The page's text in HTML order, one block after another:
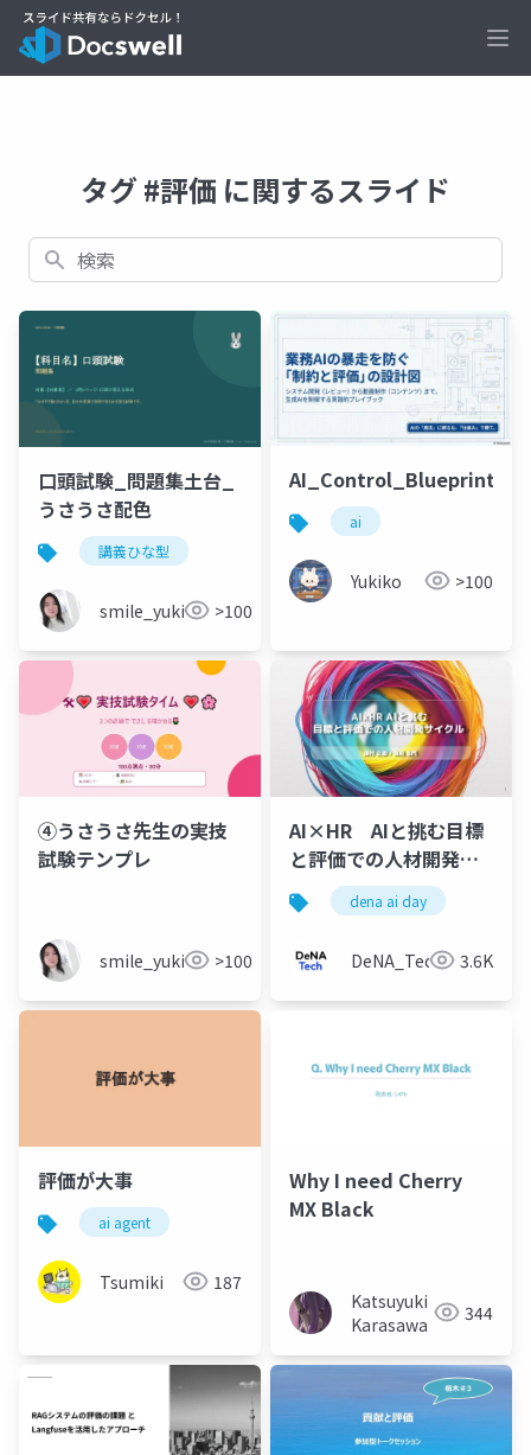
タグ #評価 に関するスライド
検索
口頭試験_問題集土台_
うさうさ配色
講義ひな型
smile_yukiko_it>100
AI_Control_Blueprint
ai
Yukiko >100
④うさうさ先生の実技
試験テンプレ
smile_yukiko_it>100
AI×HR AIと挑む目標
と評価での人材開発サ
イクルdena ai day
DeNA_Tech 3.6K
評価が大事
ai agent
Tsumiki 187
Why I need Cherry
MX Black
Katsuyuki
Karasawa
344